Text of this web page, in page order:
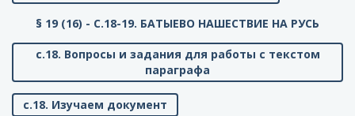
§ 19 (16) - C.18-19. БАТЫЕВО НАШЕСТВИЕ НА РУСЬ
с.18. Вопросы и задания для работы с текстом
параграфа
с.18. Изучаем документ